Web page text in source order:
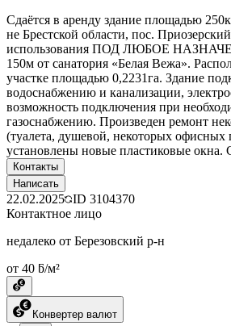
Сдаётся в аренду здание площадью
не Брестской области, пос.
использования ПОД ЛЮБОЕ
150м от санатория «Белая Вежа».
участке площадью 0,2231га. Здание
водоснабжению и канализации,
возможность подключения при
газоснабжению. Произведен ремонт
(туалета, душевой, некоторых
установлены новые пластиковые окна.
Контакты
Написать
22.02.2025 ID 3104370
Контактное лицо
недалеко от Березовский р-н
от 40 ƃ/м²
Конвертер валют